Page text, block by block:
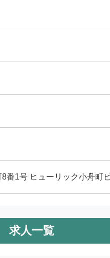
番1号 ヒューリック小舟町
求人一覧